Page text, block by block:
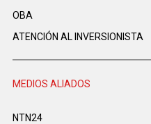
OBA
ATENCIÓN AL INVERSIONISTA
MEDIOS ALIADOS
NTN24